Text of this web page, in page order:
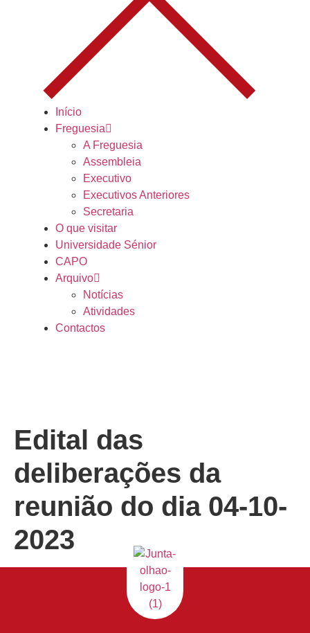
Início
Freguesia
A Freguesia
Assembleia
Executivo
Executivos Anteriores
Secretaria
O que visitar
Universidade Sénior
CAPO
Arquivo
Notícias
Atividades
Contactos
Edital das
deliberações da
reunião do dia 04-10-
2023